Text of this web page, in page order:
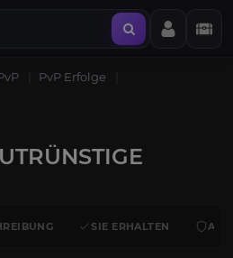
PvP Erfolge
SIE ERHALTEN